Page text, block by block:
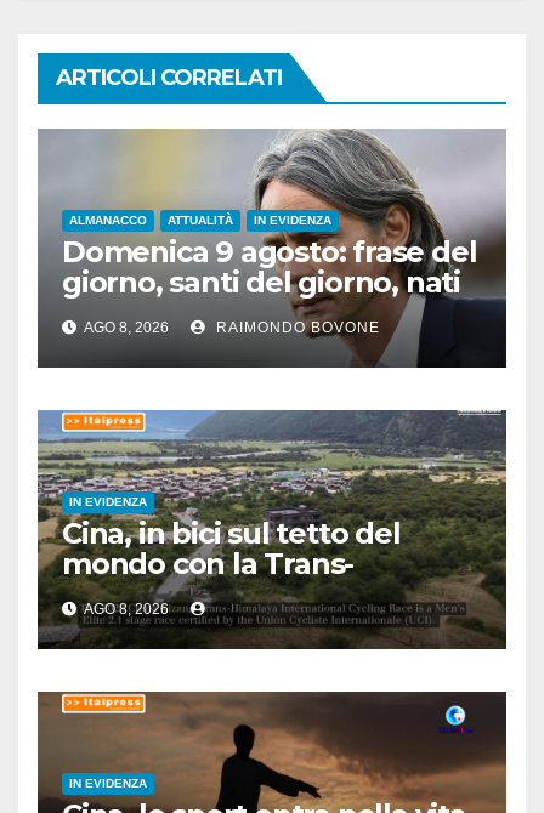
ARTICOLI CORRELATI
ALMANACCO ATTUALITÀ IN EVIDENZA
Domenica 9 agosto: frase del
giorno, santi del giorno, nati
famosi, accadde oggi
AGO 8, 2026 RAIMONDO BOVONE
IN EVIDENZA
Cina, in bici sul tetto del
mondo con la Trans-
Himalaya Race
AGO 8, 2026
IN EVIDENZA